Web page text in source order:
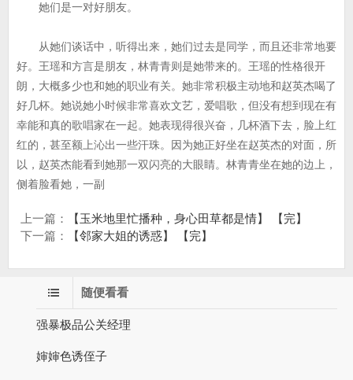
她们是一对好朋友。
从她们谈话中，听得出来，她们过去是同学，而且还非常地要
好。王瑶和方言是朋友，林青青则是她带来的。王瑶的性格很开
朗，大概多少也和她的职业有关。她非常积极主动地和赵英杰喝了
好几杯。她说她小时候非常喜欢文艺，爱唱歌，但没有想到现在有
幸能和真的歌唱家在一起。她表现得很兴奋，几杯酒下去，脸上红
红的，甚至额上沁出一些汗珠。因为她正好坐在赵英杰的对面，所
以，赵英杰能看到她那一双闪亮的大眼睛。林青青坐在她的边上，
侧着脸看她，一副
上一篇：
【玉米地里忙播种，身心田草都是情】 【完】
下一篇：
【邻家大姐的诱惑】 【完】
随便看看
强暴极品公关经理
婶婶色诱侄子